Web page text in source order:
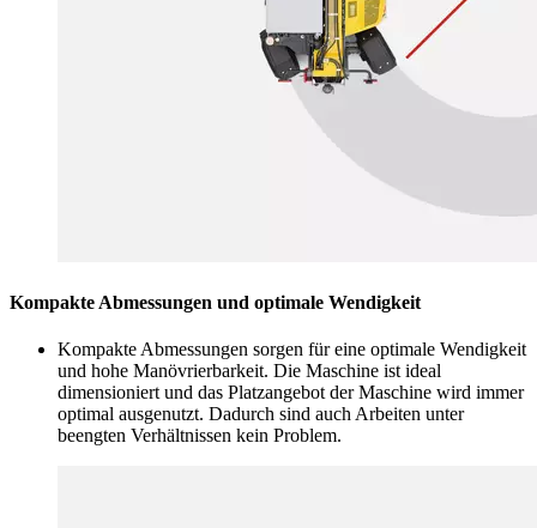
Kompakte Abmessungen und optimale Wendigkeit
Kompakte Abmessungen sorgen für eine optimale Wendigkeit
und hohe Manövrierbarkeit. Die Maschine ist ideal
dimensioniert und das Platzangebot der Maschine wird immer
optimal ausgenutzt. Dadurch sind auch Arbeiten unter
beengten Verhältnissen kein Problem.